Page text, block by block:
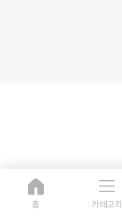
홈 카테고리